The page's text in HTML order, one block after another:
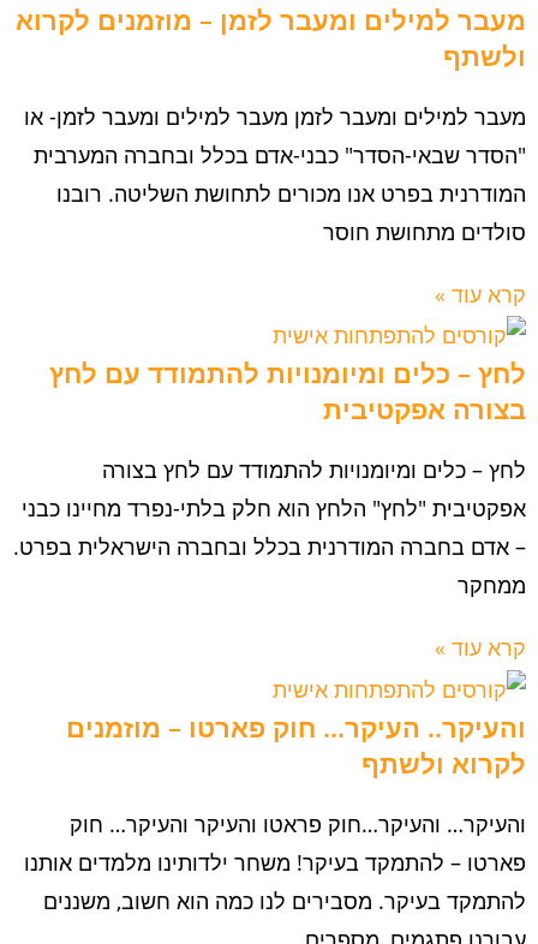
מעבר למילים ומעבר לזמן – מוזמנים לקרוא
ולשתף
מעבר למילים ומעבר לזמן מעבר למילים ומעבר לזמן- או
"הסדר שבאי-הסדר" כבני-אדם בכלל ובחברה המערבית
המודרנית בפרט אנו מכורים לתחושת השליטה. רובנו
סולדים מתחושת חוסר
קרא עוד »
לחץ – כלים ומיומנויות להתמודד עם לחץ
בצורה אפקטיבית
לחץ – כלים ומיומנויות להתמודד עם לחץ בצורה
אפקטיבית "לחץ" הלחץ הוא חלק בלתי-נפרד מחיינו כבני
– אדם בחברה המודרנית בכלל ובחברה הישראלית בפרט.
ממחקר
קרא עוד »
והעיקר.. העיקר… חוק פארטו – מוזמנים
לקרוא ולשתף
והעיקר… והעיקר…חוק פראטו והעיקר והעיקר… חוק
פארטו – להתמקד בעיקר! משחר ילדותינו מלמדים אותנו
להתמקד בעיקר. מסבירים לנו כמה הוא חשוב, משננים